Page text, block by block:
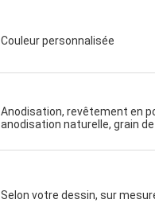
Couleur personnalisée
Anodisation, revêtement en
anodisation naturelle, grain
Selon votre dessin, sur